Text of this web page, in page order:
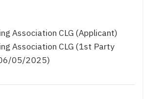
Association CLG (Applicant)
Association CLG (1st Party
05/2025)